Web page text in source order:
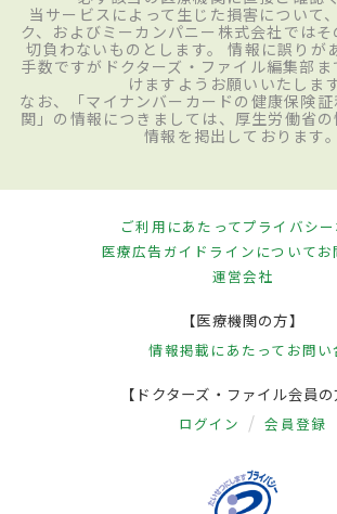
当サービスによって生じた損害について
ク、およびミーカンパニー株式会社では
切負わないものとします。 情報に誤りが
手数ですがドクターズ・ファイル編集部
けますようお願いいたします
なお、「マイナンバーカードの健康保険
関」の情報につきましては、厚生労働省の
情報を掲出しております。
ご利用にあたってプライバシ
医療広告ガイドラインについてお
運営会社
【医療機関の方】
情報掲載にあたって お問い
【ドクターズ・ファイル会員の
ログイン 会員登録